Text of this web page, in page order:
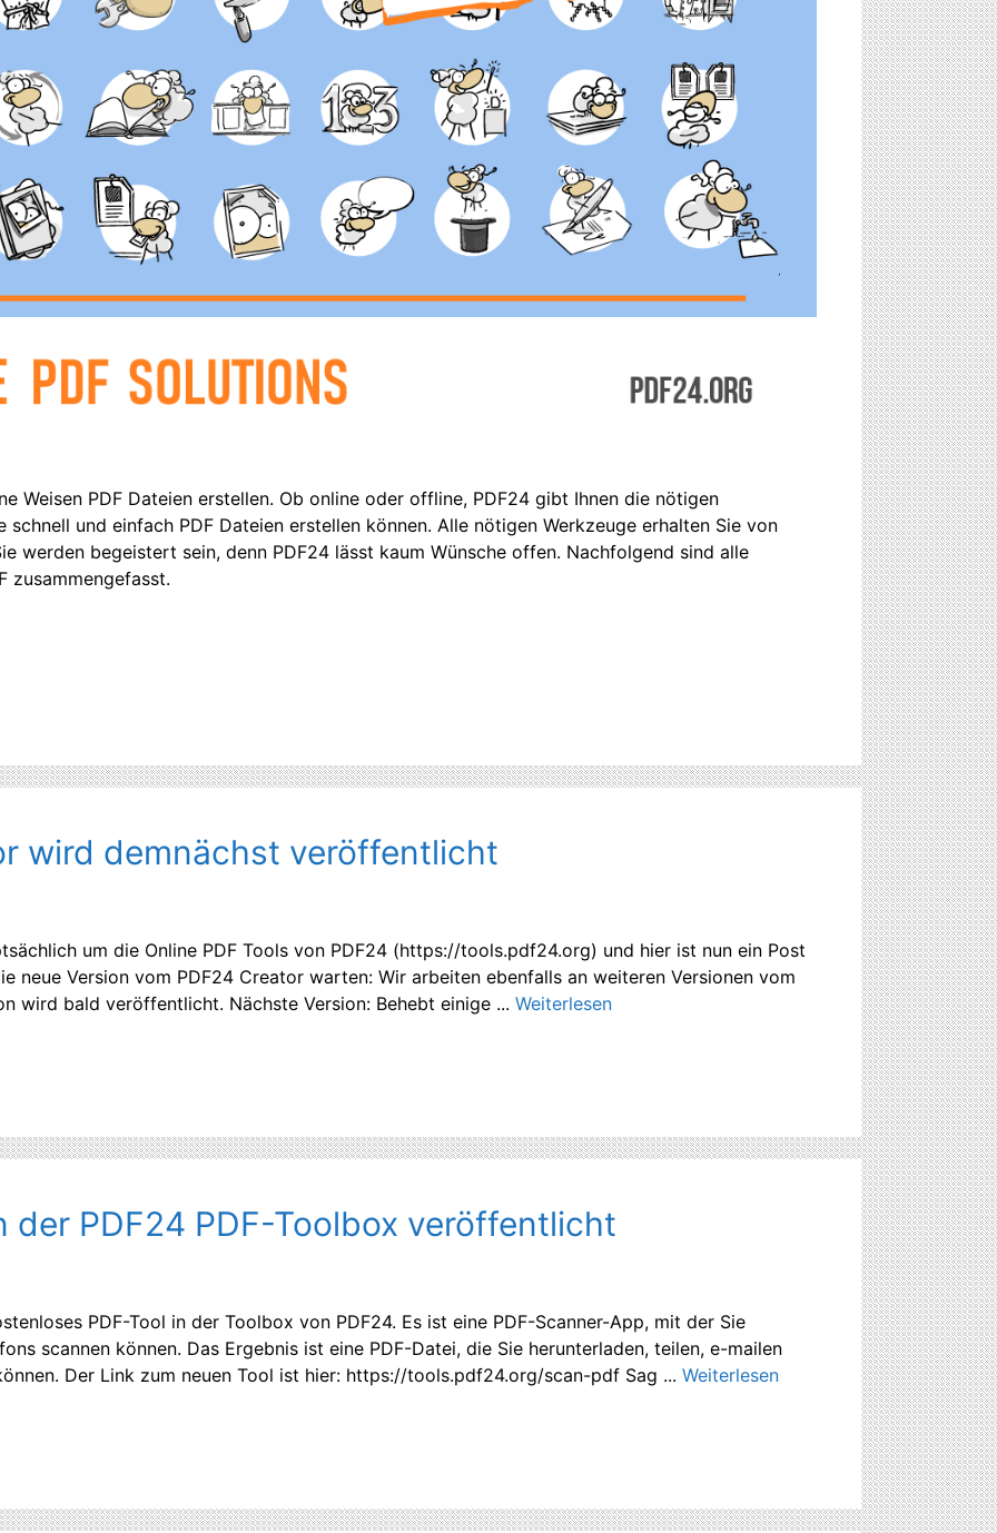
Weisen PDF Dateien erstellen. Ob online oder offline, PDF24 gibt Ihnen die nötigen
schnell und einfach PDF Dateien erstellen können. Alle nötigen Werkzeuge erhalten Sie von
werden begeistert sein, denn PDF24 lässt kaum Wünsche offen. Nachfolgend sind alle
zusammengefasst.
wird demnächst veröffentlicht
um die Online PDF Tools von PDF24 (https://tools.pdf24.org) und hier ist nun ein Post
neue Version vom PDF24 Creator warten: Wir arbeiten ebenfalls an weiteren Versionen vom
wird bald veröffentlicht. Nächste Version: Behebt einige ... Weiterlesen
der PDF24 PDF-Toolbox veröffentlicht
PDF-Tool in der Toolbox von PDF24. Es ist eine PDF-Scanner-App, mit der Sie
scannen können. Das Ergebnis ist eine PDF-Datei, die Sie herunterladen, teilen, e-mailen
Der Link zum neuen Tool ist hier: https://tools.pdf24.org/scan-pdf Sag ... Weiterlesen